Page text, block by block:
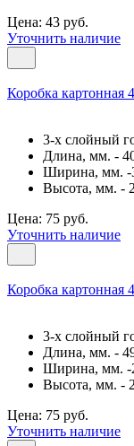
Цена: 43 руб.
Уточнить наличие
Коробка картонная
3-х слойный
Длина, мм. -
Ширина, мм. -
Высота, мм. -
Цена: 75 руб.
Уточнить наличие
Коробка картонная
3-х слойный
Длина, мм. -
Ширина, мм. -
Высота, мм. -
Цена: 75 руб.
Уточнить наличие